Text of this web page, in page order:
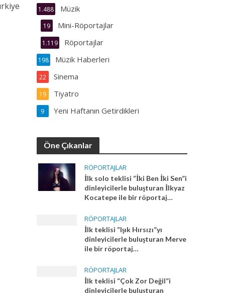
Müzik
1.488
Mini-Röportajlar
19
Röportajlar
1.119
Müzik Haberleri
198
Sinema
22
Tiyatro
19
Yeni Haftanın Getirdikleri
9
Öne Çıkanlar
RÖPORTAJLAR
İlk solo teklisi “İki Ben İki Sen”i
dinleyicilerle buluşturan İlkyaz
Kocatepe ile bir röportaj…
RÖPORTAJLAR
İlk teklisi “Işık Hırsızı”yı
dinleyicilerle buluşturan Merve
ile bir röportaj…
RÖPORTAJLAR
İlk teklisi “Çok Zor Değil”i
dinleyicilerle buluşturan